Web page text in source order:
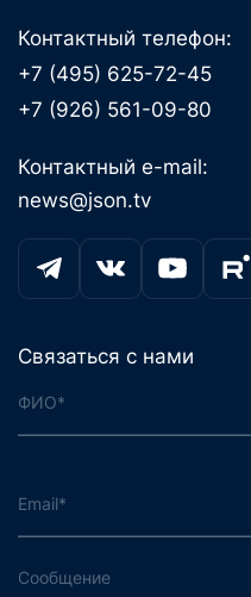
Контактный телефон:
+7 (495) 625-72-45
+7 (926) 561-09-80
Контактный e-mail:
news@json.tv
Связаться с нами